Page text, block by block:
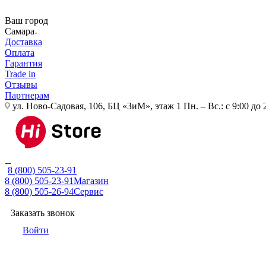
Ваш город
Самара
Доставка
Оплата
Гарантия
Trade in
Отзывы
Партнерам
ул. Ново-Садовая, 106, БЦ «ЗиМ», этаж 1 Пн. – Вс.: с 9:00 до
8 (800) 505-23-91
8 (800) 505-23-91Магазин
8 (800) 505-26-94Сервис
Заказать звонок
Войти